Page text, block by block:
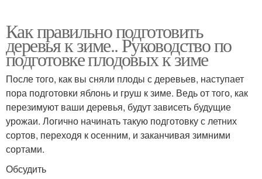
Как правильно подготовить
деревья к зиме.. Руководство по
подготовке плодовых к зиме
После того, как вы сняли плоды с деревьев, наступает
пора подготовки яблонь и груш к зиме. Ведь от того, как
перезимуют ваши деревья, будут зависеть будущие
урожаи. Логично начинать такую подготовку с летних
сортов, переходя к осенним, и заканчивая зимними
сортами.
Обсудить